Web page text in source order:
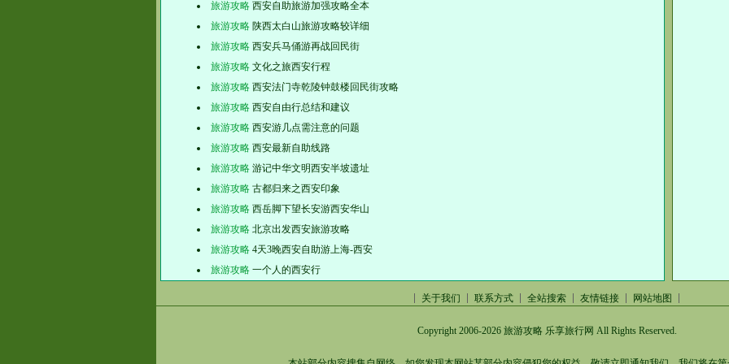
旅游攻略 西安自助旅游加强攻略全本
旅游攻略 陕西太白山旅游攻略较详细
旅游攻略 西安兵马俑游再战回民街
旅游攻略 文化之旅西安行程
旅游攻略 西安法门寺乾陵钟鼓楼回民街攻略
旅游攻略 西安自由行总结和建议
旅游攻略 西安游几点需注意的问题
旅游攻略 西安最新自助线路
旅游攻略 游记中华文明西安半坡遗址
旅游攻略 古都归来之西安印象
旅游攻略 西岳脚下望长安游西安华山
旅游攻略 北京出发西安旅游攻略
旅游攻略 4天3晚西安自助游上海-西安
旅游攻略 一个人的西安行
关于我们 联系方式 全站搜索 友情链接 网站地图
Copyright 2006-2026 旅游攻略 乐享旅行网 All Rights Reserved.